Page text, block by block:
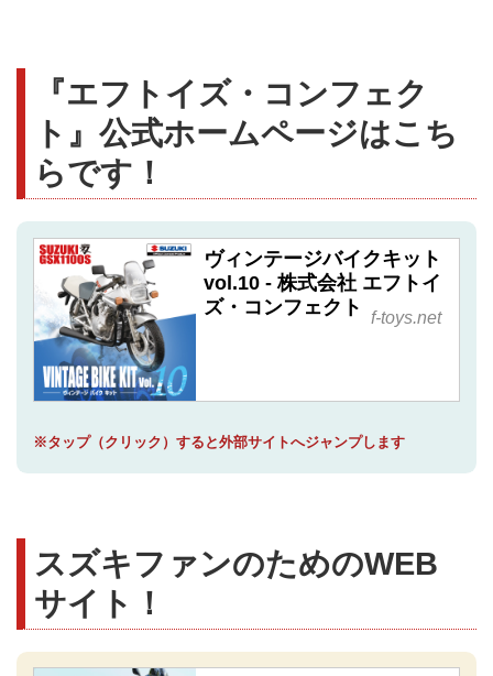
『エフトイズ・コンフェク
ト』公式ホームページはこち
らです！
ヴィンテージバイクキット
vol.10 - 株式会社 エフトイ
ズ・コンフェクト
f-toys.net
※タップ（クリック）すると外部サイトへジャンプします
スズキファンのためのWEB
サイト！